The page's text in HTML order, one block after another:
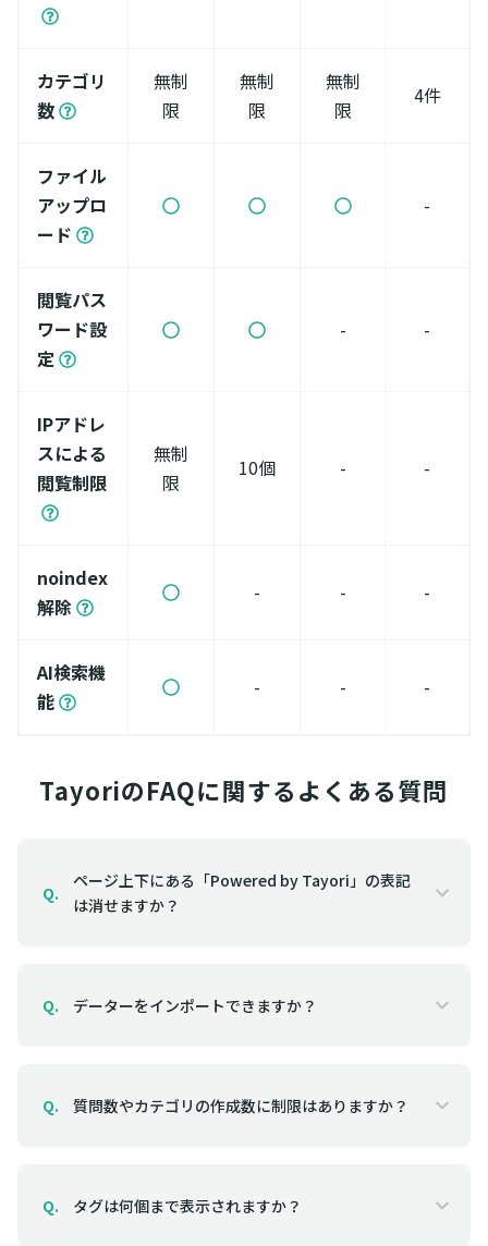
カテゴリ
数
無制
限
無制
限
無制
限
4件
ファイル
アップロ
ード
-
閲覧パス
ワード設
定
- -
IPアドレ
スによる
閲覧制限
無制
限
10個 - -
noindex
解除
- - -
AI検索機
能
- - -
TayoriのFAQに関するよくある質問
Q.
ページ上下にある「Powered by Tayori」の表記
は消せますか？
Q. データーをインポートできますか？
Q. 質問数やカテゴリの作成数に制限はありますか？
Q. タグは何個まで表示されますか？